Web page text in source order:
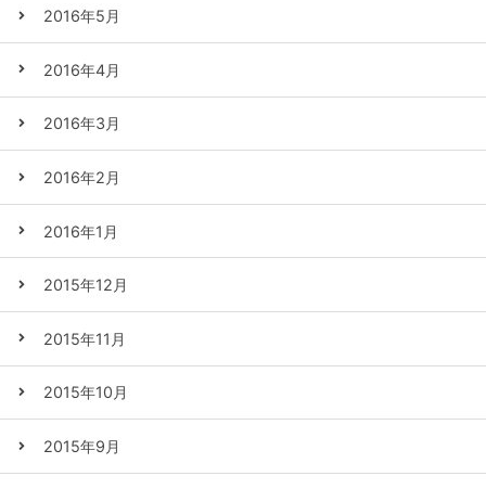
2016年5月
2016年4月
2016年3月
2016年2月
2016年1月
2015年12月
2015年11月
2015年10月
2015年9月